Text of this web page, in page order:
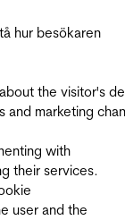
hur besökaren
the visitor's
and marketing
with
their services.
user and the